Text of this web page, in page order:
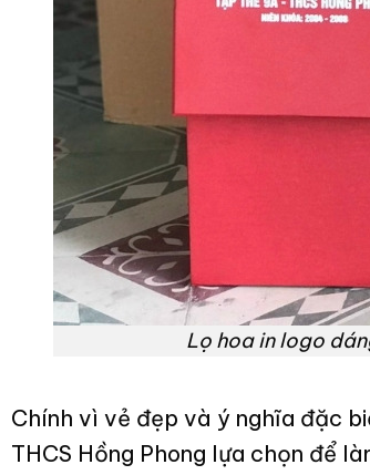
Lọ hoa in logo
Chính vì vẻ đẹp và ý nghĩa đặc
THCS Hồng Phong lựa chọn để